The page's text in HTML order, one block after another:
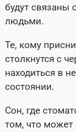
будут
людьми.
Те, кому
столкнутся с
находиться в
состоянии.
Сон, где
том, что может